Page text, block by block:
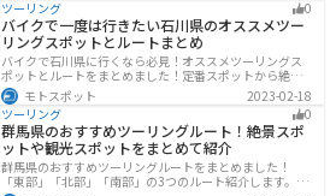
に行く際は参考にしてください。
ツーリング 0
バイクで一度は行きたい石川県のオススメツー
リングスポットとルートまとめ
バイクで石川県に行くなら必見！オススメツーリングス
ポットとルートをまとめました！定番スポットから絶景
スポット、温泉、海、グルメなど様々なジャンルで楽し
めます。バイクで石川ツーリングに行こうと思っている
人は、参考にしてください。
モトスポット
2023-02-18
ツーリング
0
群馬県のおすすめツーリングルート！絶景スポ
ットや観光スポットをまとめて紹介
群馬県のおすすめツーリングルートをまとめました！
「東部」「北部」「南部」の3つのルート紹介します。草